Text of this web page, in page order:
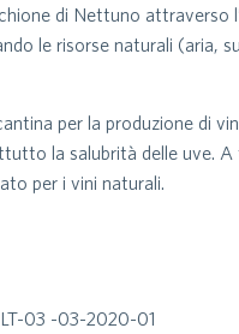
di Nettuno attraverso
le risorse naturali (aria,
per la produzione di
la salubrità delle uve.
per i vini naturali.
03 -03-2020-01